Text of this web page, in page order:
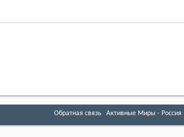
Обратная связь Активные Миры - Россия